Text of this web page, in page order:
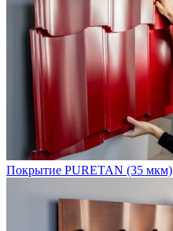
Покрытие PURETAN (35 мкм)